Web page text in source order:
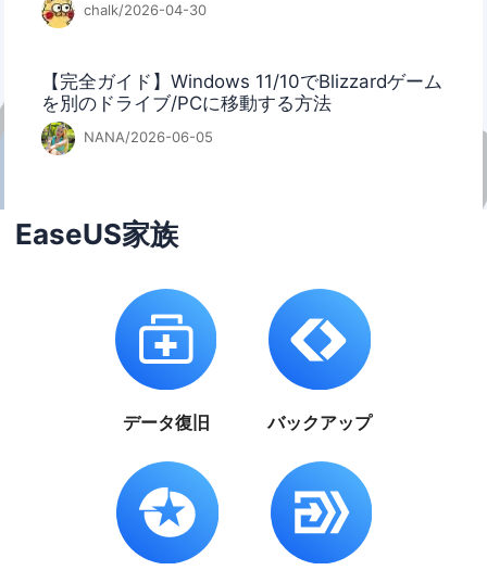
chalk/2026-04-30
【完全ガイド】Windows 11/10でBlizzardゲーム
を別のドライブ/PCに移動する方法
NANA/2026-06-05
EaseUS家族
データ復旧 バックアップ